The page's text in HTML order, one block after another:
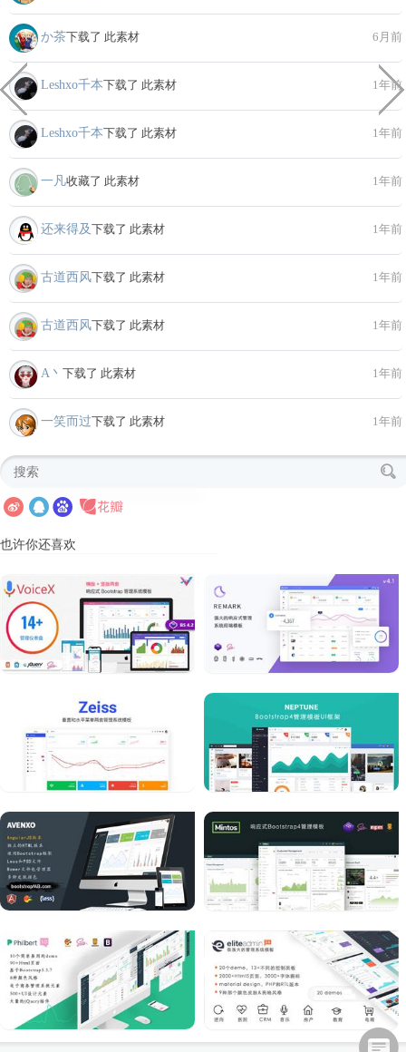
か茶下载了 此素材 6月前
Leshxo千本下载了 此素材 1年前
Leshxo千本下载了 此素材 1年前
一凡收藏了 此素材 1年前
还来得及下载了 此素材 1年前
古道西风下载了 此素材 1年前
古道西风下载了 此素材 1年前
A丶 下载了 此素材 1年前
一笑而过下载了 此素材 1年前
也许你还喜欢